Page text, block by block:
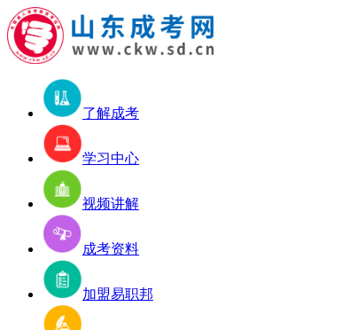
了解成考
学习中心
视频讲解
成考资料
加盟易职邦